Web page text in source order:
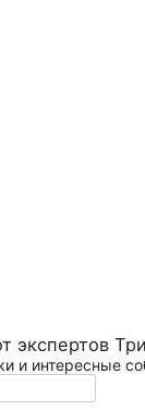
экспертов
и интересные